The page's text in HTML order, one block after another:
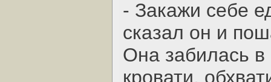
- Закажи себе
сказал он и
Она забилась в
кровати,